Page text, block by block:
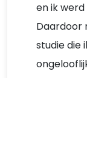
en ik
Daardoor
studie die